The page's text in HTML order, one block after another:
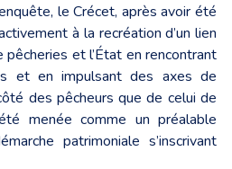
le Crécet, après avoir été
à la recréation d’un lien
et l’État en rencontrant
et en impulsant des axes de
des pêcheurs que de celui de
menée comme un préalable
patrimoniale s’inscrivant